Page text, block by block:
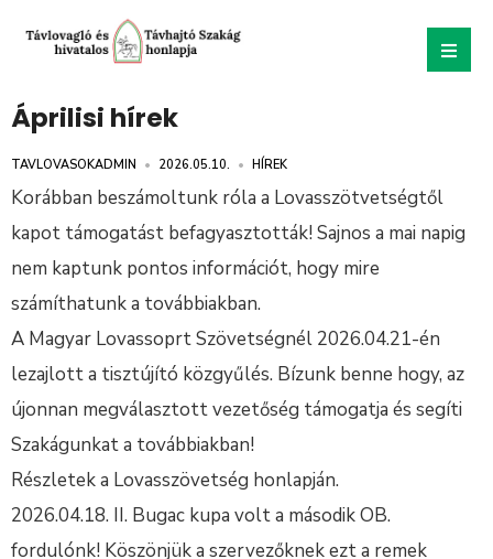
Áprilisi hírek
TAVLOVASOKADMIN • 2026.05.10. • HÍREK
Korábban beszámoltunk róla a Lovasszötvetségtől
kapot támogatást befagyasztották! Sajnos a mai napig
nem kaptunk pontos információt, hogy mire
számíthatunk a továbbiakban.
A Magyar Lovassoprt Szövetségnél 2026.04.21-én
lezajlott a tisztújító közgyűlés. Bízunk benne hogy, az
újonnan megválasztott vezetőség támogatja és segíti
Szakágunkat a továbbiakban!
Részletek a Lovasszövetség honlapján.
2026.04.18. II. Bugac kupa volt a második OB.
fordulónk! Köszönjük a szervezőknek ezt a remek